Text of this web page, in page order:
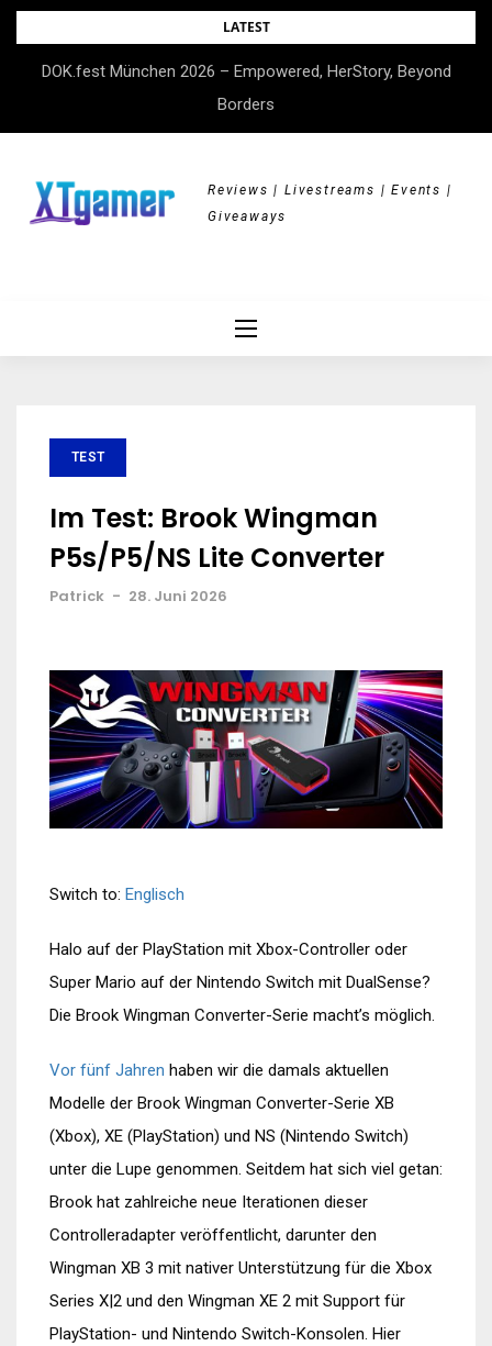
Skip
content
LATEST
DOK.fest München 2026 – Empowered, HerStory, Beyond
Borders
Reviews | Livestreams | Events |
Giveaways
TEST
Im Test: Brook Wingman
P5s/P5/NS Lite Converter
Patrick - 28. Juni 2026
Switch to: Englisch
Halo auf der PlayStation mit Xbox-Controller oder
Super Mario auf der Nintendo Switch mit DualSense?
Die Brook Wingman Converter-Serie macht’s möglich.
Vor fünf Jahren haben wir die damals aktuellen
Modelle der Brook Wingman Converter-Serie XB
(Xbox), XE (PlayStation) und NS (Nintendo Switch)
unter die Lupe genommen. Seitdem hat sich viel getan:
Brook hat zahlreiche neue Iterationen dieser
Controlleradapter veröffentlicht, darunter den
Wingman XB 3 mit nativer Unterstützung für die Xbox
Series X|2 und den Wingman XE 2 mit Support für
PlayStation- und Nintendo Switch-Konsolen. Hier